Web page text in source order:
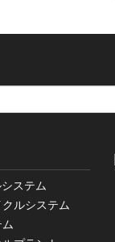
ステム
ルシステム